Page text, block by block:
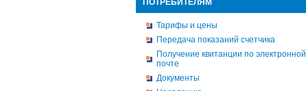
ПОТРЕБИТЕЛЯМ
Тарифы и цены
Передача показаний счетчика
Получение квитанции по электронной
почте
Документы